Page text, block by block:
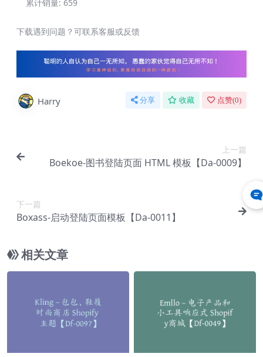
累计销量: 659
下载遇到问题？可联系客服或反馈
Harry 分享 收藏 点赞(0)
上一篇
Boekoe-图书登陆页面 HTML 模板【Da-0009】
下一篇
Boxass-启动登陆页面模板【Da-0011】
相关文章